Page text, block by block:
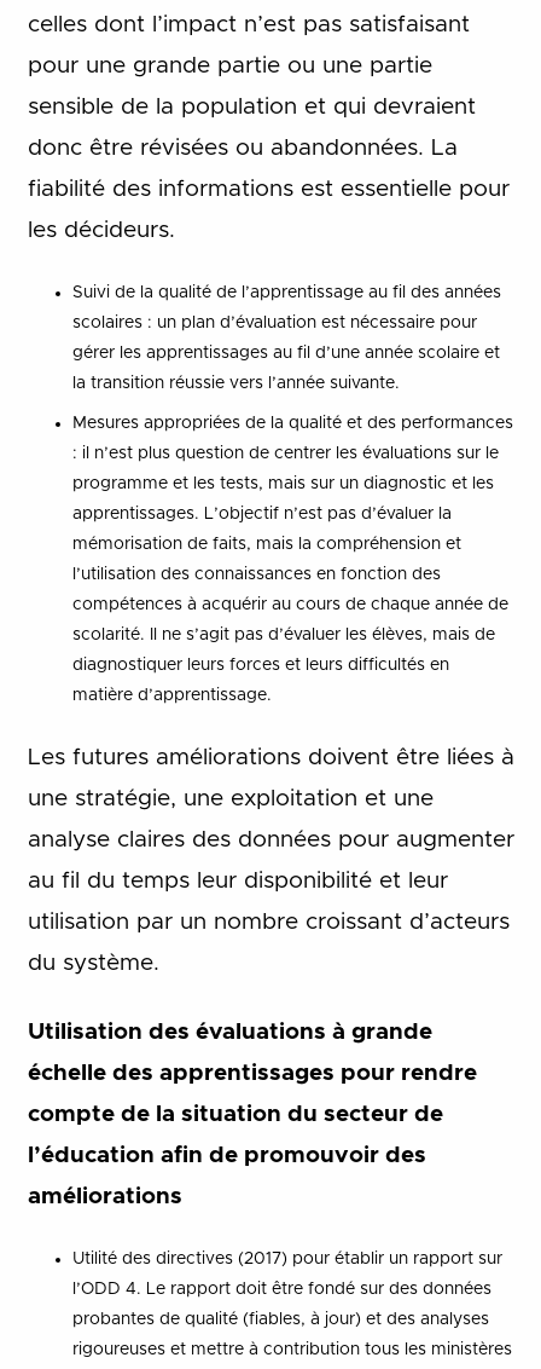
celles dont l’impact n’est pas satisfaisant
pour une grande partie ou une partie
sensible de la population et qui devraient
donc être révisées ou abandonnées. La
fiabilité des informations est essentielle pour
les décideurs.
Suivi de la qualité de l’apprentissage au fil des années
scolaires : un plan d’évaluation est nécessaire pour
gérer les apprentissages au fil d’une année scolaire et
la transition réussie vers l’année suivante.
Mesures appropriées de la qualité et des performances
: il n’est plus question de centrer les évaluations sur le
programme et les tests, mais sur un diagnostic et les
apprentissages. L’objectif n’est pas d’évaluer la
mémorisation de faits, mais la compréhension et
l’utilisation des connaissances en fonction des
compétences à acquérir au cours de chaque année de
scolarité. Il ne s’agit pas d’évaluer les élèves, mais de
diagnostiquer leurs forces et leurs difficultés en
matière d’apprentissage.
Les futures améliorations doivent être liées à
une stratégie, une exploitation et une
analyse claires des données pour augmenter
au fil du temps leur disponibilité et leur
utilisation par un nombre croissant d’acteurs
du système.
Utilisation des évaluations à grande
échelle des apprentissages pour rendre
compte de la situation du secteur de
l’éducation afin de promouvoir des
améliorations
Utilité des directives (2017) pour établir un rapport sur
l’ODD 4. Le rapport doit être fondé sur des données
probantes de qualité (fiables, à jour) et des analyses
rigoureuses et mettre à contribution tous les ministères